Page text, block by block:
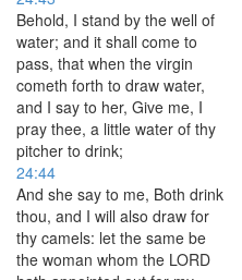
Behold, I stand by the well of
water; and it shall come to
pass, that when the virgin
cometh forth to draw water,
and I say to her, Give me, I
pray thee, a little water of thy
pitcher to drink;
24:44
And she say to me, Both drink
thou, and I will also draw for
thy camels: let the same be
the woman whom the LORD